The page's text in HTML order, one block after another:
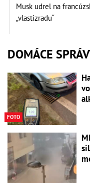
Musk udrel na
„vlastizradu“
DOMÁCE
FOTO